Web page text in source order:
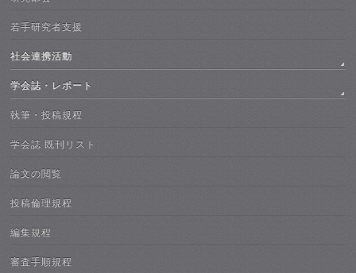
若手研究者支援
社会連携活動
学会誌・レポート
執筆・投稿規程
学会誌 既刊リスト
論文の閲覧
投稿倫理規程
編集規程
審査手順規程